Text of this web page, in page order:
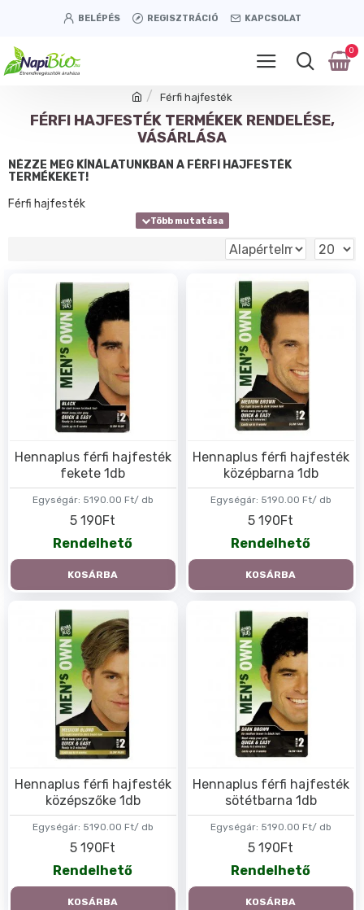
BELÉPÉS REGISZTRÁCIÓ KAPCSOLAT
0
Férfi hajfesték
FÉRFI HAJFESTÉK TERMÉKEK RENDELÉSE,
VÁSÁRLÁSA
NÉZZE MEG KÍNÁLATUNKBAN A FÉRFI HAJFESTÉK
TERMÉKEKET!
Férfi hajfesték
Egységár: 5190.00 Ft/ db
Hennaplus férfi hajfesték
fekete 1db
5 190Ft
Rendelhető
KOSÁRBA
Egységár: 5190.00 Ft/ db
Hennaplus férfi hajfesték
középbarna 1db
5 190Ft
Rendelhető
KOSÁRBA
Egységár: 5190.00 Ft/ db
Hennaplus férfi hajfesték
középszőke 1db
5 190Ft
Rendelhető
KOSÁRBA
Egységár: 5190.00 Ft/ db
Hennaplus férfi hajfesték
sötétbarna 1db
5 190Ft
Rendelhető
KOSÁRBA